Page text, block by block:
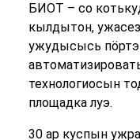
БИОТ – со
кылдытон,
ужудысысь
технологиосын
площадка луэ.
30 ар куспын